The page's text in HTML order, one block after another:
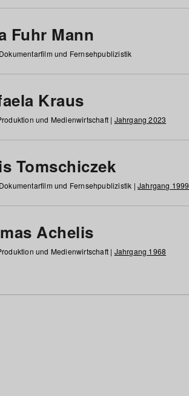
Fuhr Mann
und Fernsehpublizistik
Kraus
und Medienwirtschaft | Jahrgang 2023
Tomschiczek
und Fernsehpublizistik | Jahrgang 1999
Achelis
und Medienwirtschaft | Jahrgang 1968